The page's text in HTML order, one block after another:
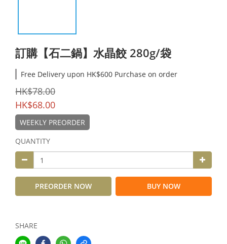
訂購【石二鍋】水晶餃 280g/袋
Free Delivery upon HK$600 Purchase on order
HK$78.00
HK$68.00
WEEKLY PREORDER
QUANTITY
PREORDER NOW BUY NOW
SHARE